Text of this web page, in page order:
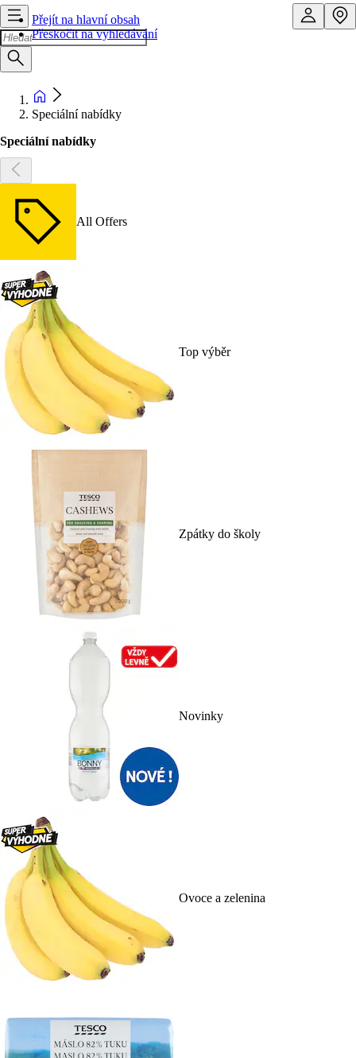
Přejít na hlavní obsah
Přeskočit na vyhledávání
Speciální nabídky
Speciální nabídky
All Offers
Top výběr
Zpátky do školy
Novinky
Ovoce a zelenina